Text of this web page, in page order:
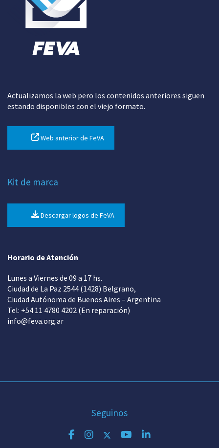
Actualizamos la web pero los contenidos anteriores siguen
estando disponibles con el viejo formato.
Web anterior de FeVA
Kit de marca
Descargar logos de FeVA
Horario de Atención
Lunes a Viernes de 09 a 17 hs.
Ciudad de La Paz 2544 (1428) Belgrano,
Ciudad Autónoma de Buenos Aires – Argentina
Tel: +54 11 4780 4202 (En reparación)
info@feva.org.ar
Seguinos